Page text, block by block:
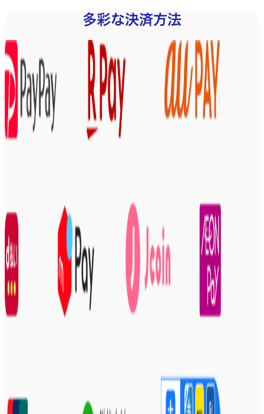
多彩な決済方法